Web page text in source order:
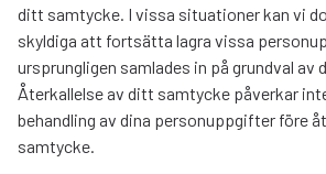
ditt samtycke. I vissa situationer kan vi
skyldiga att fortsätta lagra vissa
ursprungligen samlades in på grundval av
Återkallelse av ditt samtycke påverkar
behandling av dina personuppgifter före
samtycke.